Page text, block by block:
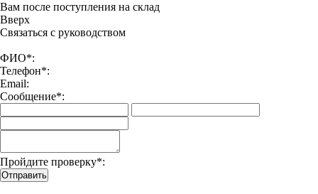
Вам после поступления на склад
Вверx
Связаться с руководством
ФИО*:
Телефон*:
Email:
Сообщение*:
Пройдите проверку*:
Отправить